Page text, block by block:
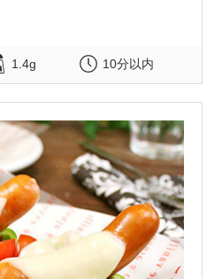
1.4g 10分以内